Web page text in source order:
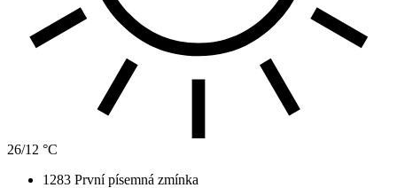
26/12 °C
1283 První písemná zmínka